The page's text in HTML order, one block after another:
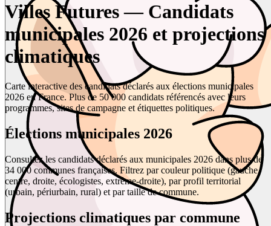
Villes Futures — Candidats
municipales 2026 et projections
climatiques
Carte interactive des candidats déclarés aux élections municipales
2026 en France. Plus de 50 000 candidats référencés avec leurs
programmes, sites de campagne et étiquettes politiques.
Élections municipales 2026
Consultez les candidats déclarés aux municipales 2026 dans plus de
34 000 communes françaises. Filtrez par couleur politique (gauche,
centre, droite, écologistes, extrême-droite), par profil territorial
(urbain, périurbain, rural) et par taille de commune.
Projections climatiques par commune